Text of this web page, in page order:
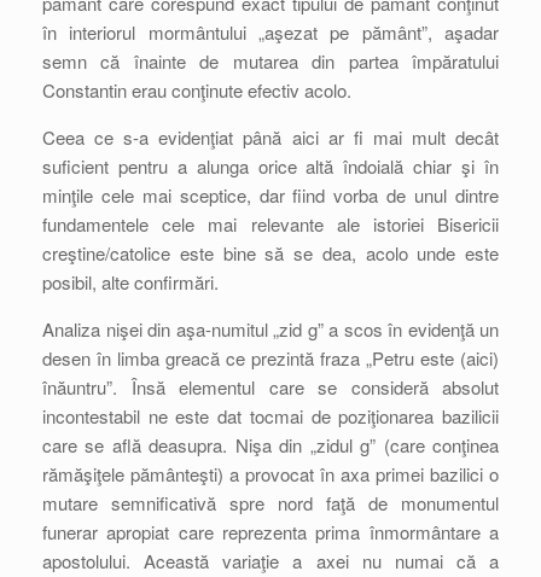
în interiorul mormântului „aşezat pe pământ”, aşadar
semn că înainte de mutarea din partea împăratului
Constantin erau conţinute efectiv acolo.
Ceea ce s-a evidenţiat până aici ar fi mai mult decât
suficient pentru a alunga orice altă îndoială chiar şi în
minţile cele mai sceptice, dar fiind vorba de unul dintre
fundamentele cele mai relevante ale istoriei Bisericii
creştine/catolice este bine să se dea, acolo unde este
posibil, alte confirmări.
Analiza nişei din aşa-numitul „zid g” a scos în evidenţă un
desen în limba greacă ce prezintă fraza „Petru este (aici)
înăuntru”. Însă elementul care se consideră absolut
incontestabil ne este dat tocmai de poziţionarea bazilicii
care se află deasupra. Nişa din „zidul g” (care conţinea
rămăşiţele pământeşti) a provocat în axa primei bazilici o
mutare semnificativă spre nord faţă de monumentul
funerar apropiat care reprezenta prima înmormântare a
apostolului. Această variaţie a axei nu numai că a